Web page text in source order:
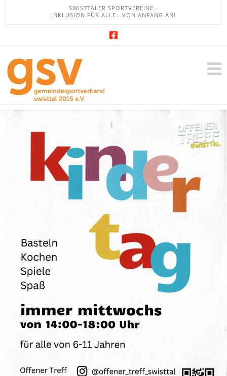
SWISTTALER SPORTVEREINE -
INKLUSION FÜR ALLE...VON ANFANG AN!
GSV
-
Swisttal
e.V.